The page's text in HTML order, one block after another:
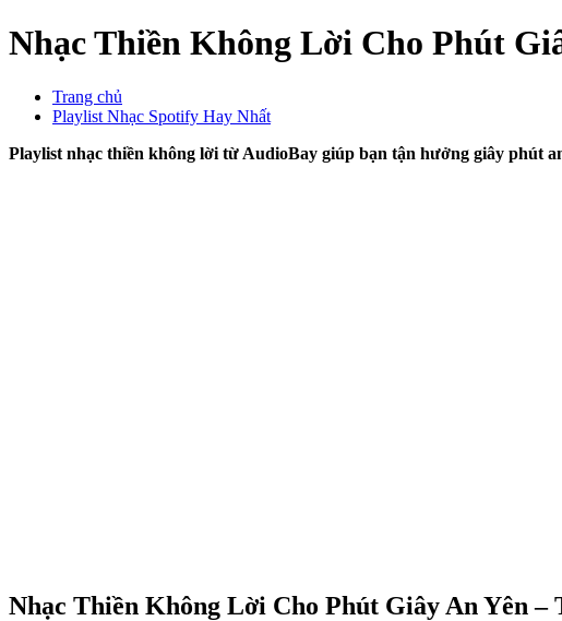
Nhạc Thiền Không Lời Cho Phút
Trang chủ
Playlist Nhạc Spotify Hay Nhất
Playlist nhạc thiền không lời từ AudioBay giúp bạn tận hưởng giây phút
Nhạc Thiền Không Lời Cho Phút Giây An Yên